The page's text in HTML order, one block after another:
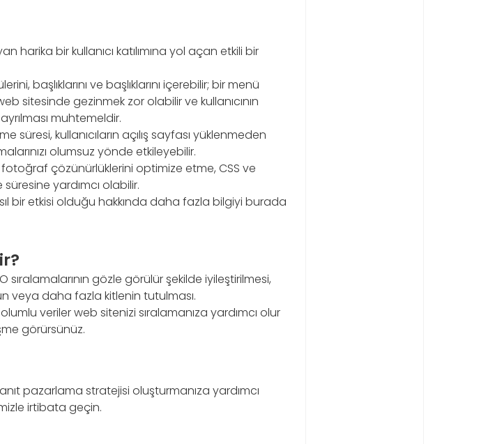
harika bir kullanıcı katılımına yol açan etkili bir
başlıklarını ve başlıklarını içerebilir; bir menü
sitesinde gezinmek zor olabilir ve kullanıcının
muhtemeldir.
süresi, kullanıcıların açılış sayfası yüklenmeden
olumsuz yönde etkileyebilir.
çözünürlüklerini optimize etme, CSS ve
yardımcı olabilir.
bir etkisi olduğu hakkında daha fazla bilgiyi burada
sıralamalarının gözle görülür şekilde iyileştirilmesi,
veya daha fazla kitlenin tutulması.
veriler web sitenizi sıralamanıza yardımcı olur
görürsünüz.
pazarlama stratejisi oluşturmanıza yardımcı
irtibata geçin.